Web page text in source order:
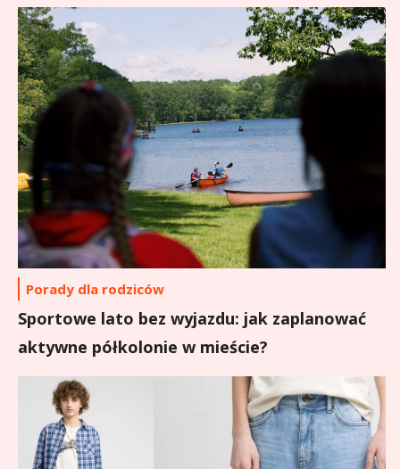
Porady dla rodziców
Sportowe lato bez wyjazdu: jak zaplanować
aktywne półkolonie w mieście?